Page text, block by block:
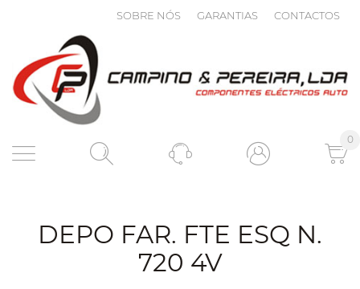
SOBRE NÓS GARANTIAS CONTACTOS
0
DEPO FAR. FTE ESQ N.
720 4V